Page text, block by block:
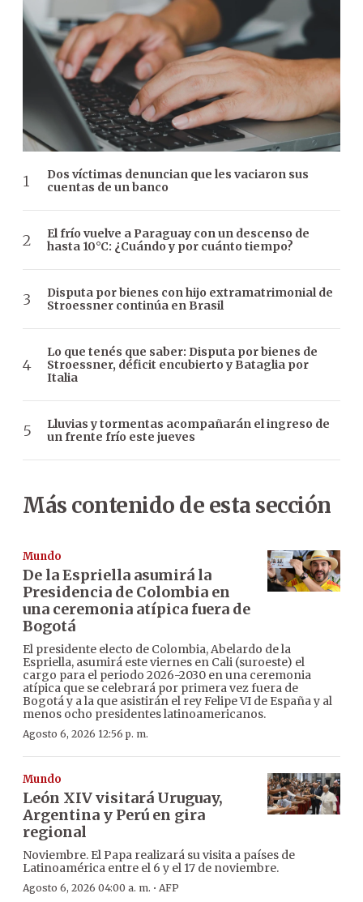
Dos víctimas denuncian que les vaciaron sus
cuentas de un banco
El frío vuelve a Paraguay con un descenso de
hasta 10°C: ¿Cuándo y por cuánto tiempo?
Disputa por bienes con hijo extramatrimonial de
Stroessner continúa en Brasil
Lo que tenés que saber: Disputa por bienes de
Stroessner, déficit encubierto y Bataglia por
Italia
Lluvias y tormentas acompañarán el ingreso de
un frente frío este jueves
Más contenido de esta sección
Mundo
De la Espriella asumirá la
Presidencia de Colombia en
una ceremonia atípica fuera de
Bogotá
El presidente electo de Colombia, Abelardo de la
Espriella, asumirá este viernes en Cali (suroeste) el
cargo para el periodo 2026-2030 en una ceremonia
atípica que se celebrará por primera vez fuera de
Bogotá y a la que asistirán el rey Felipe VI de España y al
menos ocho presidentes latinoamericanos.
Agosto 6, 2026 12:56 p. m.
Mundo
León XIV visitará Uruguay,
Argentina y Perú en gira
regional
Noviembre. El Papa realizará su visita a países de
Latinoamérica entre el 6 y el 17 de noviembre.
Agosto 6, 2026 04:00 a. m. · AFP